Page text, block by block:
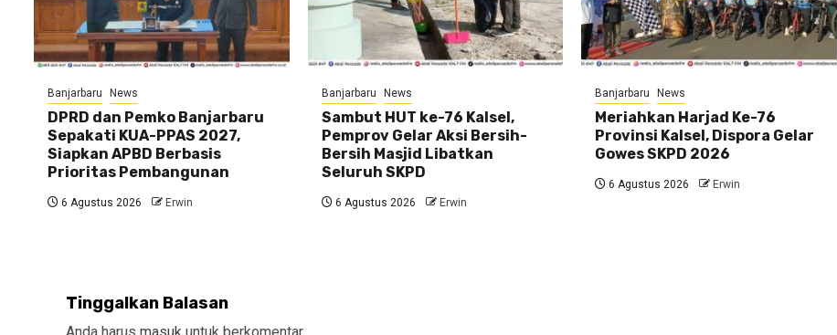
Banjarbaru News
DPRD dan Pemko Banjarbaru
Sepakati KUA-PPAS 2027,
Siapkan APBD Berbasis
Prioritas Pembangunan
6 Agustus 2026 Erwin
Banjarbaru News
Sambut HUT ke-76 Kalsel,
Pemprov Gelar Aksi Bersih-
Bersih Masjid Libatkan
Seluruh SKPD
6 Agustus 2026 Erwin
Banjarbaru News
Meriahkan Harjad Ke-76
Provinsi Kalsel, Dispora Gelar
Gowes SKPD 2026
6 Agustus 2026 Erwin
Tinggalkan Balasan